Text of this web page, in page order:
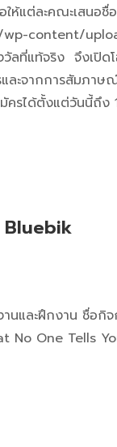
ห้แต่ละคณะเสน
wp-content/
ลที่แท้จริง จึงเปิ
จากการสัมภาษ
รได้ตั้งแต่วันนี้ถึง
Bluebik
นและฝึกงาน ชื่อ
No One Tells